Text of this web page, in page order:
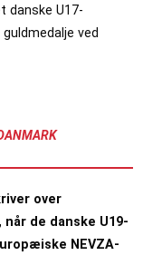
danske U17-
ved
over
de danske U19-
NEVZA-